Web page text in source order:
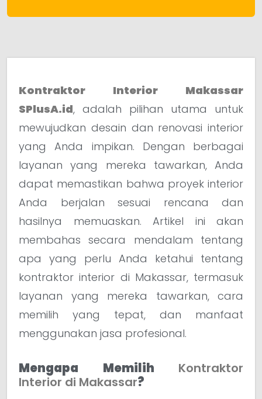
Kontraktor Interior Makassar
SPlusA.id, adalah pilihan utama untuk
mewujudkan desain dan renovasi interior
yang Anda impikan. Dengan berbagai
layanan yang mereka tawarkan, Anda
dapat memastikan bahwa proyek interior
Anda berjalan sesuai rencana dan
hasilnya memuaskan. Artikel ini akan
membahas secara mendalam tentang
apa yang perlu Anda ketahui tentang
kontraktor interior di Makassar, termasuk
layanan yang mereka tawarkan, cara
memilih yang tepat, dan manfaat
menggunakan jasa profesional.
Mengapa Memilih Kontraktor
Interior di Makassar?